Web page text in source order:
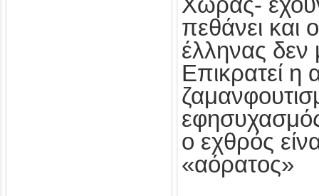
πεθάνει και
έλληνας δεν
Επικρατεί η
ο εχθρός
«αόρατος»